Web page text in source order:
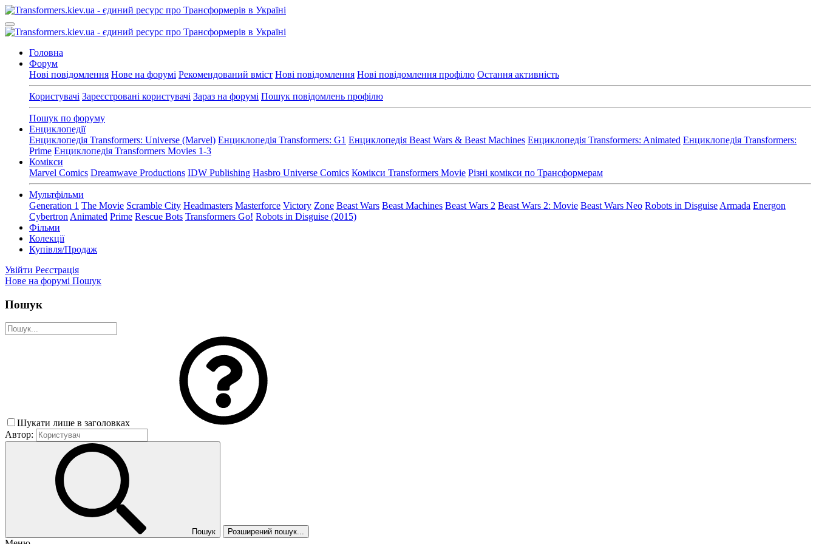
Головна
Форум
Нові повідомлення Нове на форумі Рекомендований вміст Нові повідомлення Нові повідомлення профілю Остання активність
Користувачі Зареєстровані користувачі Зараз на форумі Пошук повідомлень профілю
Пошук по форуму
Енциклопедії
Енциклопедія Transformers: Universe (Marvel) Енциклопедія Transformers: G1 Енциклопедія Beast Wars & Beast Machines Енциклопедія Transformers: Animated Енциклопедія Transformers:
Prime Енциклопедія Transformers Movies 1-3
Комікси
Marvel Comics Dreamwave Productions IDW Publishing Hasbro Universe Comics Комікси Transformers Movie Різні комікси по Трансформерам
Мультфільми
Generation 1 The Movie Scramble City Headmasters Masterforce Victory Zone Beast Wars Beast Machines Beast Wars 2 Beast Wars 2: Movie Beast Wars Neo Robots in Disguise Armada Energon
Cybertron Animated Prime Rescue Bots Transformers Go! Robots in Disguise (2015)
Фільми
Колекції
Купівля/Продаж
Увійти Реєстрація
Нове на форумі Пошук
Пошук
Шукати лише в заголовках
Автор:
Пошук Розширений пошук...